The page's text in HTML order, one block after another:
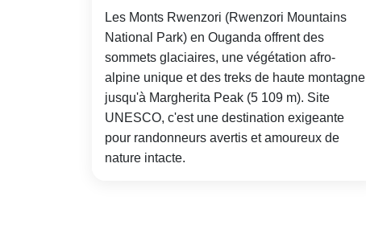
Les Monts Rwenzori (Rwenzori Mountains
National Park) en Ouganda offrent des
sommets glaciaires, une végétation afro-
alpine unique et des treks de haute montagne
jusqu'à Margherita Peak (5 109 m). Site
UNESCO, c'est une destination exigeante
pour randonneurs avertis et amoureux de
nature intacte.